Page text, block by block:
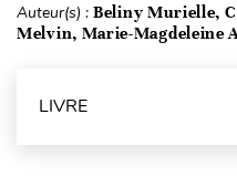
Auteur(s) : Beliny Murielle,
Melvin, Marie-Magdeleine
LIVRE